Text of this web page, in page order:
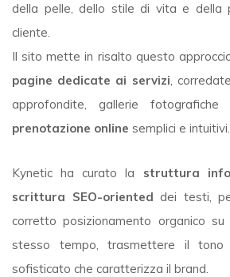
della pelle, dello stile di vita e della
cliente.
Il sito mette in risalto questo
pagine dedicate ai servizi,
approfondite, gallerie
prenotazione online semplici e intuitivi.
Kynetic ha curato la struttura
scrittura SEO-oriented dei testi,
corretto posizionamento organico
stesso tempo, trasmettere il tono
sofisticato che caratterizza il brand.